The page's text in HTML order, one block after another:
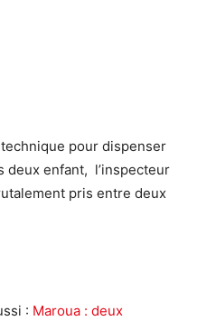
pour dispenser
deux enfant, l’inspecteur
pris entre deux
: Maroua : deux